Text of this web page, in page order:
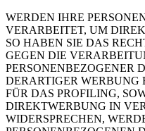
WERDEN IHRE
VERARBEITET, UM
SO HABEN SIE DAS
GEGEN DIE
PERSONENBEZOGENER
DERARTIGER WERBUNG
FÜR DAS PROFILING,
DIREKTWERBUNG IN
WIDERSPRECHEN,